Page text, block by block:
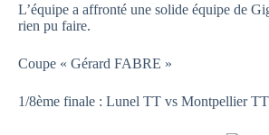
L’équipe a affronté une solide équipe de
rien pu faire.
Coupe « Gérard FABRE »
1/8ème finale : Lunel TT vs Montpellier TT